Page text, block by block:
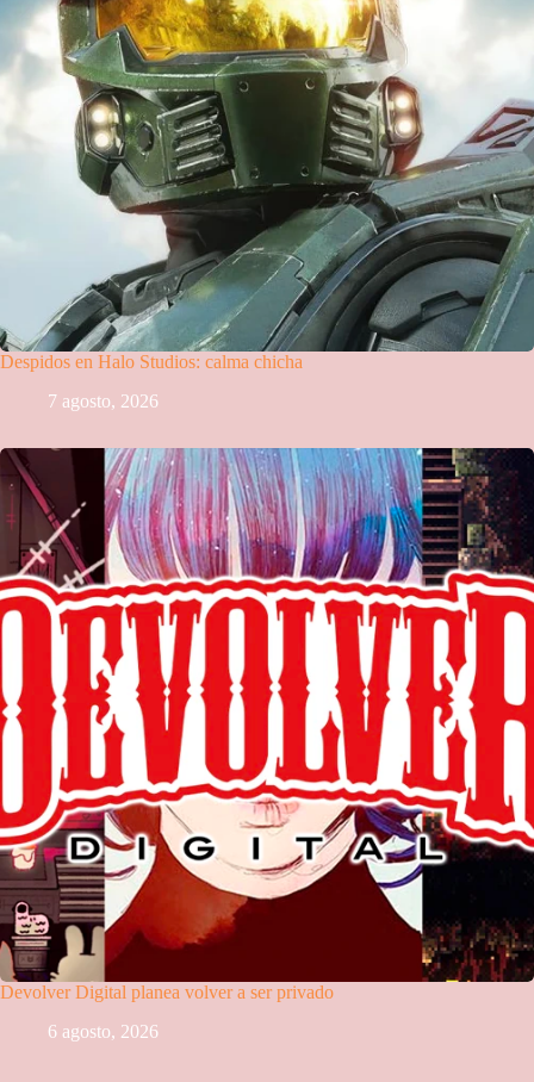
Despidos en Halo Studios: calma chicha
7 agosto, 2026
Devolver Digital planea volver a ser privado
6 agosto, 2026